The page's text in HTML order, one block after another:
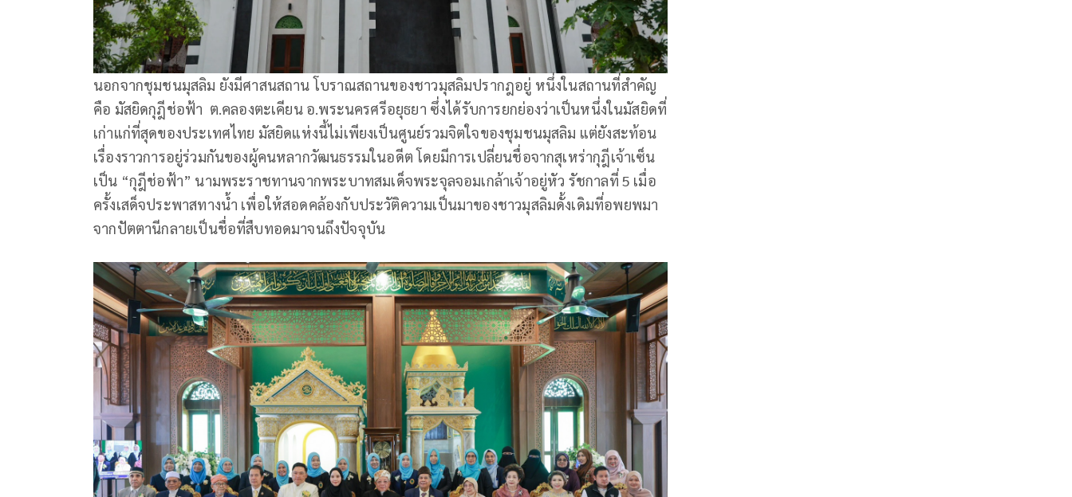
นอกจากชุมชนมุสลิม ยังมีศาสนสถาน โบราณสถานของชาวมุสลิมปรากฎอยู่ หนึ่งในสถานที่สำคัญ
คือ มัสยิดกุฎีช่อฟ้า ต.คลองตะเคียน อ.พระนครศรีอยุธยา ซึ่งได้รับการยกย่องว่าเป็นหนึ่งในมัสยิดที่
เก่าแก่ที่สุดของประเทศไทย มัสยิดแห่งนี้ไม่เพียงเป็นศูนย์รวมจิตใจของชุมชนมุสลิม แต่ยังสะท้อน
เรื่องราวการอยู่ร่วมกันของผู้คนหลากวัฒนธรรมในอดีต โดยมีการเปลี่ยนชื่อจากสุเหร่ากุฎีเจ้าเซ็น
เป็น “กุฎีช่อฟ้า” นามพระราชทานจากพระบาทสมเด็จพระจุลจอมเกล้าเจ้าอยู่หัว รัชกาลที่ 5 เมื่อ
ครั้งเสด็จประพาสทางน้ำ เพื่อให้สอดคล้องกับประวัติความเป็นมาของชาวมุสลิมดั้งเดิมที่อพยพมา
จากปัตตานีกลายเป็นชื่อที่สืบทอดมาจนถึงปัจจุบัน